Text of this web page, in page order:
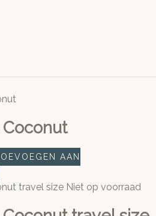
AAN
Niet op voorraad